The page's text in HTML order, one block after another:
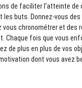
de faciliter l’atteinte
les buts. Donnez-vous
vous chronométrer et des
Chaque fois que vous
de plus en plus de vos
dont vous avez